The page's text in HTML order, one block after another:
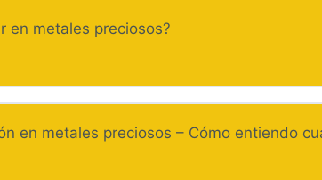
en metales preciosos?
en metales preciosos – Cómo entiendo